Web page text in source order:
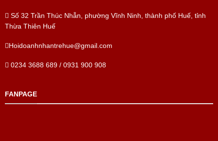
Số 32 Trần Thúc Nhẫn, phường Vĩnh Ninh, thành phố Huế, tỉnh
Thừa Thiên Huế
Hoidoanhnhantrehue@gmail.com
0234 3688 689 / 0931 900 908
FANPAGE